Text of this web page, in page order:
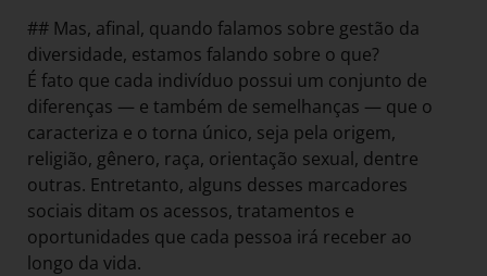
## Mas, afinal, quando falamos sobre gestão da
diversidade, estamos falando sobre o que?
É fato que cada indivíduo possui um conjunto de
diferenças — e também de semelhanças — que o
caracteriza e o torna único, seja pela origem,
religião, gênero, raça, orientação sexual, dentre
outras. Entretanto, alguns desses marcadores
sociais ditam os acessos, tratamentos e
oportunidades que cada pessoa irá receber ao
longo da vida.